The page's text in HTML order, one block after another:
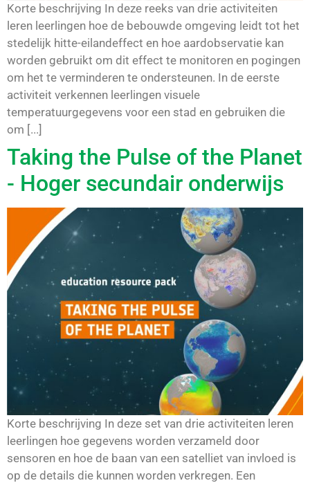
Korte beschrijving In deze reeks van drie activiteiten
leren leerlingen hoe de bebouwde omgeving leidt tot het
stedelijk hitte-eilandeffect en hoe aardobservatie kan
worden gebruikt om dit effect te monitoren en pogingen
om het te verminderen te ondersteunen. In de eerste
activiteit verkennen leerlingen visuele
temperatuurgegevens voor een stad en gebruiken die
om [...]
Taking the Pulse of the Planet
- Hoger secundair onderwijs
Korte beschrijving In deze set van drie activiteiten leren
leerlingen hoe gegevens worden verzameld door
sensoren en hoe de baan van een satelliet van invloed is
op de details die kunnen worden verkregen. Een